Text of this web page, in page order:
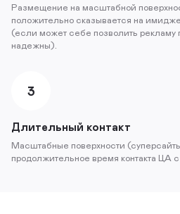
Размещение на масштабной
положительно сказывается на
(если может себе позволить рекламу
надежны).
3
Длительный контакт
Масштабные поверхности
продолжительное время контакта ЦА